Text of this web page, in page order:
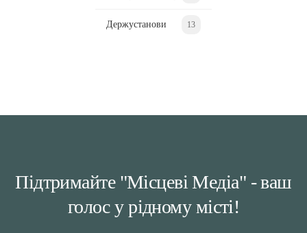
Держустанови 13
Підтримайте "Місцеві Медіа" - ваш
голос у рідному місті!